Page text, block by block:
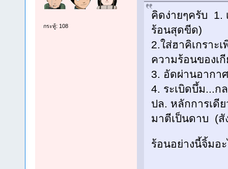
กระทู้: 108
คิดง่ายๆครับ 1.
ร้อนสุดขีด)
2.ใส่ฮาคิเกราะ
ความร้อนของเกี
3. อัดผ่านอากา
4. ระเบิดบึ้ม...ก
ปล. หลักการเดี
มาตีเป็นดาบ (สั
ร้อนอย่างนี้จิ้มอ